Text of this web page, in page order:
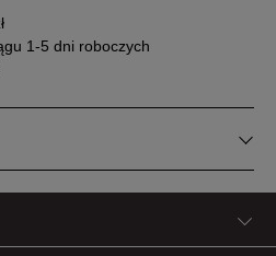
Powiadom o dostępności
1-5 dni roboczych